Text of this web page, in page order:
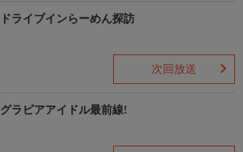
ドライブインらーめん探訪
次回放送
グラビアアイドル最前線!